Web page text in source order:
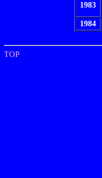
1983
1984
TOP